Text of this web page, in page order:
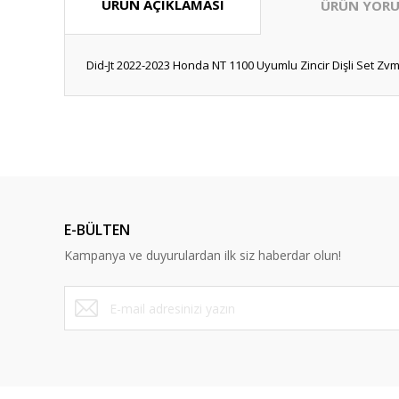
ÜRÜN AÇIKLAMASI ÜRÜN
Did-Jt 2022-2023 Honda NT 1100 Uyumlu Zincir Dişli Set
Ürün bilgilerinde hatalar bulunuyor.
Ürün fiyatı diğer sitelerden daha pahalı.
Bu ürüne benzer farklı alternatifler olmalı.
E-BÜLTEN
Kampanya ve duyurulardan ilk siz haberdar olun!